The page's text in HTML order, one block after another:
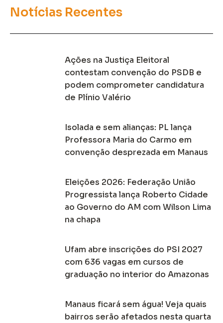
Notícias Recentes
Ações na Justiça Eleitoral
contestam convenção do PSDB e
podem comprometer candidatura
de Plínio Valério
Isolada e sem alianças: PL lança
Professora Maria do Carmo em
convenção desprezada em Manaus
Eleições 2026: Federação União
Progressista lança Roberto Cidade
ao Governo do AM com Wilson Lima
na chapa
Ufam abre inscrições do PSI 2027
com 636 vagas em cursos de
graduação no interior do Amazonas
Manaus ficará sem água! Veja quais
bairros serão afetados nesta quarta